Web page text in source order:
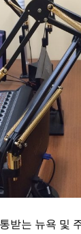
받는 뉴욕 및